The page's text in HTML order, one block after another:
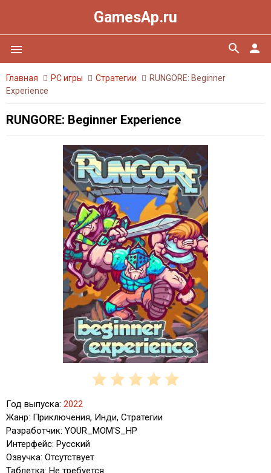
GamesAp.ru
menu person
search
Главная PC игры Стратегии
RUNGORE: Beginner
Experience
RUNGORE: Beginner Experience
Год выпуска: 2022
Жанр: Приключения, Инди, Стратегии
Разработчик: YOUR_MOM'S_HP
Интерфейс: Русский
Озвучка: Отсутствует